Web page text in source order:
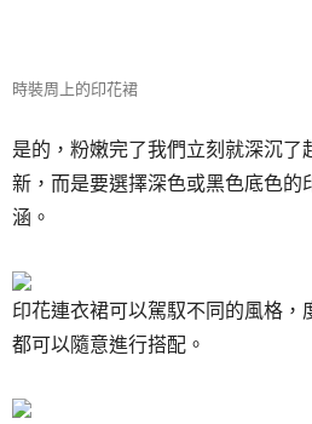
時裝周上的印花裙
是的，粉嫩完了我們立刻就深沉了
新，而是要選擇深色或黑色底色的
涵。
印花連衣裙可以駕馭不同的風格，
都可以隨意進行搭配。